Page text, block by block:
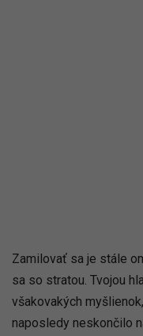
Zamilovať sa je stále
sa so stratou. Tvojou
všakovakých
naposledy neskončilo